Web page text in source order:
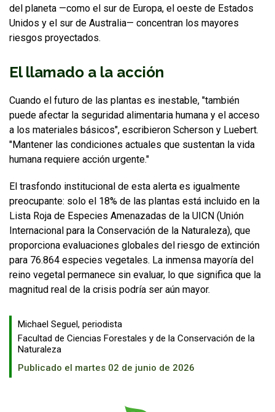
del planeta —como el sur de Europa, el oeste de Estados
Unidos y el sur de Australia— concentran los mayores
riesgos proyectados.
El llamado a la acción
Cuando el futuro de las plantas es inestable, "también
puede afectar la seguridad alimentaria humana y el acceso
a los materiales básicos", escribieron Scherson y Luebert.
"Mantener las condiciones actuales que sustentan la vida
humana requiere acción urgente."
El trasfondo institucional de esta alerta es igualmente
preocupante: solo el 18% de las plantas está incluido en la
Lista Roja de Especies Amenazadas de la UICN (Unión
Internacional para la Conservación de la Naturaleza), que
proporciona evaluaciones globales del riesgo de extinción
para 76.864 especies vegetales. La inmensa mayoría del
reino vegetal permanece sin evaluar, lo que significa que la
magnitud real de la crisis podría ser aún mayor.
Michael Seguel, periodista
Facultad de Ciencias Forestales y de la Conservación de la
Naturaleza
Publicado el martes 02 de junio de 2026